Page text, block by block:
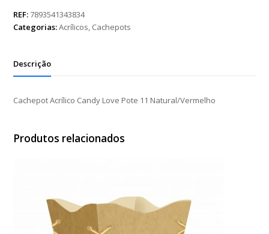
Love
Pote
quantidade
REF:7893541343834
Categorias:Acrílicos, Cachepots
Descrição
Cachepot Acrílico Candy Love Pote 11 Natural/Vermelho
Produtos relacionados